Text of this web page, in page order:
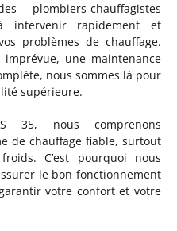
plombiers-chauffagistes
intervenir rapidement et
problèmes de chauffage.
une maintenance
nous sommes là pour
supérieure.
35, nous comprenons
de chauffage fiable, surtout
C’est pourquoi nous
le bon fonctionnement
votre confort et votre